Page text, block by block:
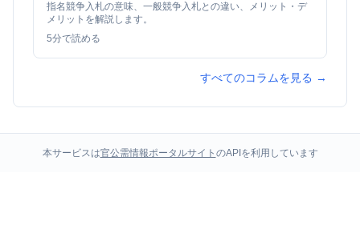
指名競争入札の意味、一般競争入札との違い、メリット・デ
メリットを解説します。
5分で読める
すべてのコラムを見る →
本サービスは官公需情報ポータルサイト のAPIを利用しています